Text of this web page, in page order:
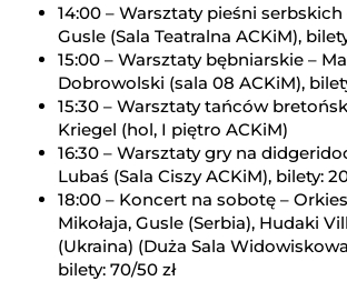
14:00 – Warsztaty pieśni serbskich
Gusle (Sala Teatralna ACKiM),
15:00 – Warsztaty bębniarskie –
Dobrowolski (sala 08 ACKiM),
15:30 – Warsztaty tańców
Kriegel (hol, I piętro ACKiM)
16:30 – Warsztaty gry na
Lubaś (Sala Ciszy ACKiM), bilety:
18:00 – Koncert na sobotę –
Mikołaja, Gusle (Serbia), Hudaki
(Ukraina) (Duża Sala
bilety: 70/50 zł